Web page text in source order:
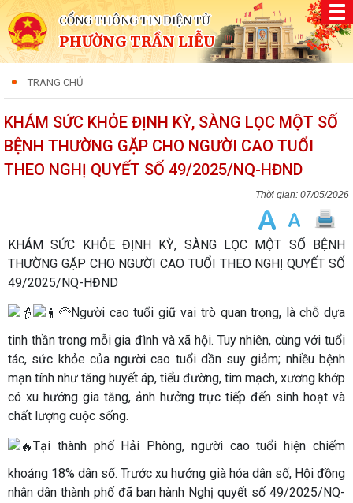
CỔNG THÔNG TIN ĐIỆN TỬ
PHƯỜNG TRẦN LIỄU
TRANG CHỦ
KHÁM SỨC KHỎE ĐỊNH KỲ, SÀNG LỌC MỘT SỐ
BỆNH THƯỜNG GẶP CHO NGƯỜI CAO TUỔI
THEO NGHỊ QUYẾT SỐ 49/2025/NQ-HĐND
07/05/2026
KHÁM SỨC KHỎE ĐỊNH KỲ, SÀNG LỌC MỘT SỐ BỆNH
THƯỜNG GẶP CHO NGƯỜI CAO TUỔI THEO NGHỊ QUYẾT SỐ
49/2025/NQ-HĐND
Người cao tuổi giữ vai trò quan trọng, là chỗ dựa
tinh thần trong mỗi gia đình và xã hội. Tuy nhiên, cùng với tuổi
tác, sức khỏe của người cao tuổi dần suy giảm; nhiều bệnh
mạn tính như tăng huyết áp, tiểu đường, tim mạch, xương khớp
có xu hướng gia tăng, ảnh hưởng trực tiếp đến sinh hoạt và
chất lượng cuộc sống.
Tại thành phố Hải Phòng, người cao tuổi hiện chiếm
khoảng 18% dân số. Trước xu hướng già hóa dân số, Hội đồng
nhân dân thành phố đã ban hành Nghị quyết số 49/2025/NQ-